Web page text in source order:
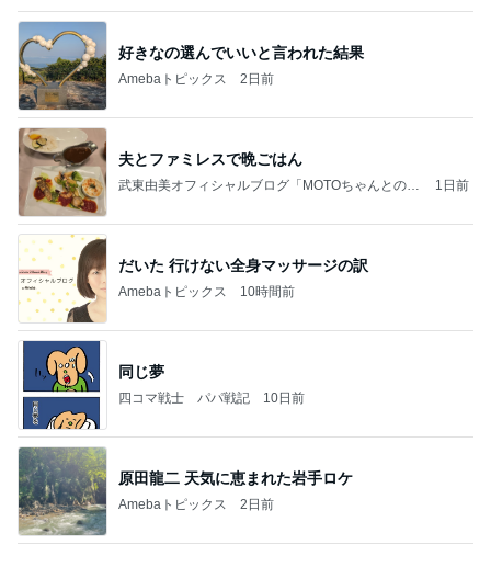
夫とファミレスで晩ごはん
武東由美オフィシャルブログ「MOTOちゃんとのは
だいた 行けない全身マッサージの訳
Amebaトピックス 10時間前
同じ夢
四コマ戦士 パパ戦記 10日前
原田龍二 天気に恵まれた岩手ロケ
Amebaトピックス 2日前
力強いジャンプをまるで天上の美しさのように軽や
かに着氷その芸術性によって心奪われる魔法を織り
なす
フィギュアスケート応援（くまはともだち）